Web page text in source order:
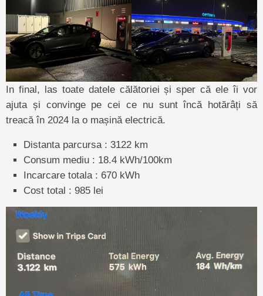
In final, las toate datele călătoriei și sper că ele îi vor
ajuta și convinge pe cei ce nu sunt încă hotărâți să
treacă în 2024 la o mașină electrică.
Distanta parcursa : 3122 km
Consum mediu : 18.4 kWh/100km
Incarcare totala : 670 kWh
Cost total : 985 lei